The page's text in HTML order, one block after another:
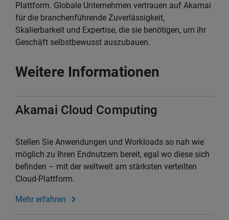
Plattform. Globale Unternehmen vertrauen auf Akamai
für die branchenführende Zuverlässigkeit,
Skalierbarkeit und Expertise, die sie benötigen, um ihr
Geschäft selbstbewusst auszubauen.
Weitere Informationen
Akamai Cloud Computing
Stellen Sie Anwendungen und Workloads so nah wie
möglich zu Ihren Endnutzern bereit, egal wo diese sich
befinden – mit der weltweit am stärksten verteilten
Cloud-Plattform.
Mehr erfahren